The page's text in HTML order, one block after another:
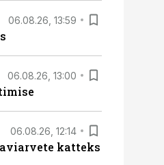
06.08.26, 13:59
06.08.26, 13:00
06.08.26, 12:14
katteks